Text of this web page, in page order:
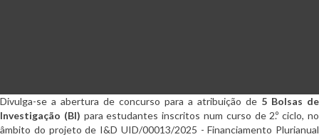
Divulga-se a abertura de concurso para a atribuição de 5 Bolsas de
Investigação (BI) para estudantes inscritos num curso de 2.º ciclo, no
âmbito do projeto de I&D UID/00013/2025 - Financiamento Plurianual